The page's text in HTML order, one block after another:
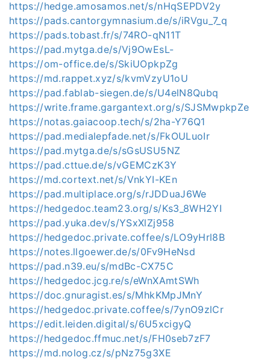
https://hedge.amosamos.net/s/nHqSEPDV2y
https://pads.cantorgymnasium.de/s/iRVgu_7_q
https://pads.tobast.fr/s/74RO-qN11T
https://pad.mytga.de/s/Vj9OwEsL-
https://om-office.de/s/SkiUOpkpZg
https://md.rappet.xyz/s/kvmVzyU1oU
https://pad.fablab-siegen.de/s/U4elN8Qubq
https://write.frame.gargantext.org/s/SJSMwpkpZe
https://notas.gaiacoop.tech/s/2ha-Y76Q1
https://pad.medialepfade.net/s/FkOULuoIr
https://pad.mytga.de/s/sGsUSU5NZ
https://pad.cttue.de/s/vGEMCzK3Y
https://md.cortext.net/s/VnkYI-KEn
https://pad.multiplace.org/s/rJDDuaJ6We
https://hedgedoc.team23.org/s/Ks3_8WH2YI
https://pad.yuka.dev/s/YSxXlZj958
https://hedgedoc.private.coffee/s/LO9yHrl8B
https://notes.llgoewer.de/s/0Fv9HeNsd
https://pad.n39.eu/s/mdBc-CX75C
https://hedgedoc.jcg.re/s/eWnXAmtSWh
https://doc.gnuragist.es/s/MhkKMpJMnY
https://hedgedoc.private.coffee/s/7ynO9zlCr
https://edit.leiden.digital/s/6U5xcigyQ
https://hedgedoc.ffmuc.net/s/FH0seb7zF7
https://md.nolog.cz/s/pNz75g3XE